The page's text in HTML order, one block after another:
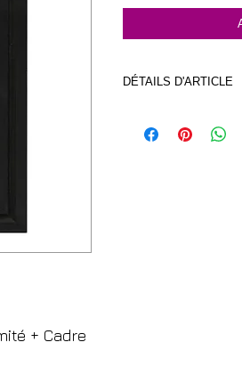
+ Cadre
DÉTAILS D'ARTICLE
photo imprimée sur